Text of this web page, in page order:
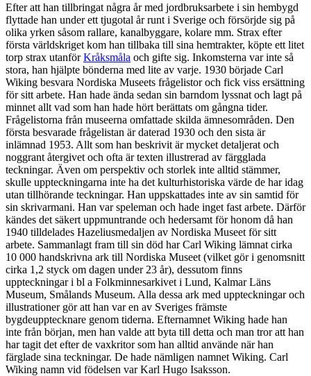
Efter att han tillbringat några år med jordbruksarbete i sin hembygd
flyttade han under ett tjugotal år runt i Sverige och försörjde sig på
olika yrken såsom rallare, kanalbyggare, kolare mm. Strax efter
första världskriget kom han tillbaka till sina hemtrakter, köpte ett litet
torp strax utanförKråksmåla och gifte sig. Inkomsterna var inte så
stora, han hjälpte bönderna med lite av varje. 1930 började Carl
Wiking besvara Nordiska Museets frågelistor och fick viss ersättning
för sitt arbete. Han hade ända sedan sin barndom lyssnat och lagt på
minnet allt vad som han hade hört berättats om gångna tider.
Frågelistorna från museerna omfattade skilda ämnesområden. Den
första besvarade frågelistan är daterad 1930 och den sista är
inlämnad 1953. Allt som han beskrivit är mycket detaljerat och
noggrant återgivet och ofta är texten illustrerad av färgglada
teckningar. Även om perspektiv och storlek inte alltid stämmer,
skulle uppteckningarna inte ha det kulturhistoriska värde de har idag
utan tillhörande teckningar. Han uppskattades inte av sin samtid för
sin skrivarmani. Han var speleman och hade inget fast arbete. Därför
kändes det säkert uppmuntrande och hedersamt för honom då han
1940 tilldelades Hazeliusmedaljen av Nordiska Museet för sitt
arbete. Sammanlagt fram till sin död har Carl Wiking lämnat cirka
10 000 handskrivna ark till Nordiska Museet (vilket gör i genomsnitt
cirka 1,2 styck om dagen under 23 år), dessutom finns
uppteckningar i bl a Folkminnesarkivet i Lund, Kalmar Läns
Museum, Smålands Museum. Alla dessa ark med uppteckningar och
illustrationer gör att han var en av Sveriges främste
bygdeupptecknare genom tiderna. Efternamnet Wiking hade han
inte från början, men han valde att byta till detta och man tror att han
har tagit det efter de vaxkritor som han alltid använde när han
färglade sina teckningar. De hade nämligen namnet Wiking. Carl
Wiking namn vid födelsen var Karl Hugo Isaksson.